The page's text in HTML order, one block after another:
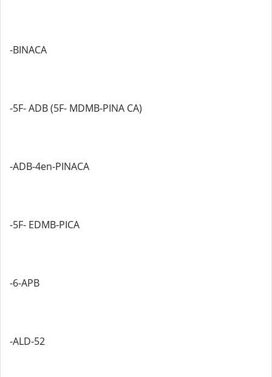
-BINACA
-5F- ADB (5F- MDMB-PINA CA)
-ADB-4en-PINACA
-5F- EDMB-PICA
-6-APB
-ALD-52